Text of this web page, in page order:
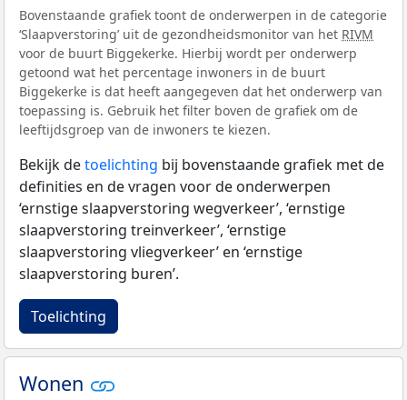
Bovenstaande grafiek toont de onderwerpen in de categorie
‘Slaapverstoring’ uit de gezondheidsmonitor van het RIVM
voor de buurt Biggekerke. Hierbij wordt per onderwerp
getoond wat het percentage inwoners in de buurt
Biggekerke is dat heeft aangegeven dat het onderwerp van
toepassing is. Gebruik het filter boven de grafiek om de
leeftijdsgroep van de inwoners te kiezen.
Bekijk detoelichting bij bovenstaande grafiek met de
definities en de vragen voor de onderwerpen
‘ernstige slaapverstoring wegverkeer’, ‘ernstige
slaapverstoring treinverkeer’, ‘ernstige
slaapverstoring vliegverkeer’ en ‘ernstige
slaapverstoring buren’.
Toelichting
Wonen